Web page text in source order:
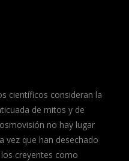
científicos consideran la
de mitos y de
no hay lugar
vez que han desechado
creyentes como